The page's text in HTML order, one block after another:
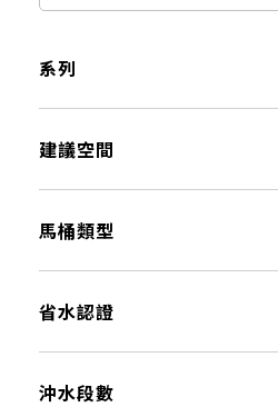
系列
建議空間
馬桶類型
省水認證
沖水段數